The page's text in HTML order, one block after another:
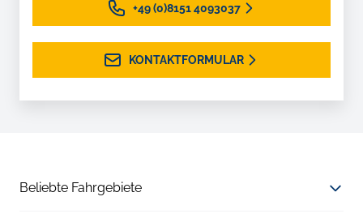
+49 (0)8151 4093037
KONTAKTFORMULAR
Beliebte Fahrgebiete